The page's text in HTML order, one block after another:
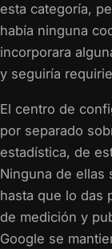
esta categoría,
había ninguna
incorporara
y seguiría
El centro de
por separado
estadística, de
Ninguna de ellas
hasta que lo das
de medición y
Google se